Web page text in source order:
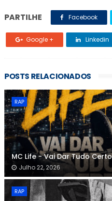
PARTILHE Facebook
Google + Linkedin
POSTS RELACIONADOS
RAP
MC Life - Vai Dar Tudo
Julho 22, 2026
RAP